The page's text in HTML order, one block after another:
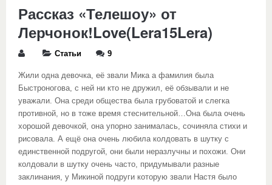
Рассказ «Телешоу» от
Лерчонок!Love(Lera15Lera)
Статьи 9
Жили одна девочка, её звали Мика а фамилия была
Быстроногова, с ней ни кто не дружил, её обзывали и не
уважали. Она среди общества была грубоватой и слегка
противной, но в тоже время стеснительной…Она была очень
хорошой девочкой, она упорно занималась, сочиняла стихи и
рисовала. А ещё она очень любила колдовать в шутку с
единственной подругой, они были неразлучны и похожи. Они
колдовали в шутку очень часто, придумывали разные
заклинания, у Микиной подруги которую звали Настя было